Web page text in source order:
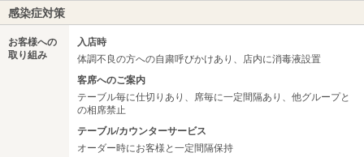
感染症対策
お客様への
取り組み
入店時
体調不良の方への自粛呼びかけあり、店内に消毒液設置
客席へのご案内
テーブル毎に仕切りあり、席毎に一定間隔あり、他グループと
の相席禁止
テーブル/カウンターサービス
オーダー時にお客様と一定間隔保持